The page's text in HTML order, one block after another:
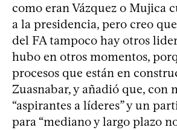
como eran Vázquez o Mujica
a la presidencia, pero creo
del FA tampoco hay otros
hubo en otros momentos,
procesos que están en
Zuasnabar, y añadió que, con
“aspirantes a líderes” y un
para “mediano y largo plazo